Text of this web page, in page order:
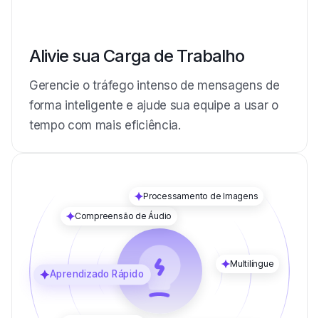
Alivie sua Carga de Trabalho
Gerencie o tráfego intenso de mensagens de
forma inteligente e ajude sua equipe a usar o
tempo com mais eficiência.
Compreensão de Áudio
Processamento de Imagens
Aprendizado Rápido
Multilíngue